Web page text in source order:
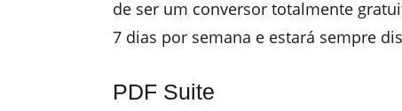
de ser um conversor totalmente
7 dias por semana e estará sempre
PDF Suite